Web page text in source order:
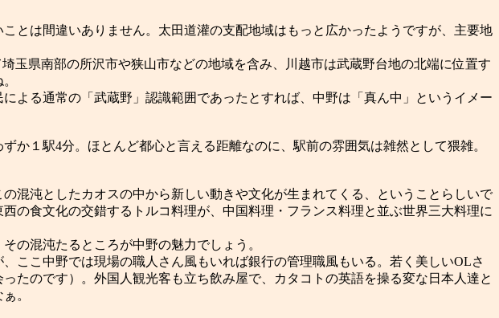
とは間違いありません。太田道灌の支配地域はもっと広かったようですが、主要地
玉県南部の所沢市や狭山市などの地域を含み、川越市は武蔵野台地の北端に位置す
る通常の「武蔵野」認識範囲であったとすれば、中野は「真ん中」というイメー
か１駅4分。ほとんど都心と言える距離なのに、駅前の雰囲気は雑然として猥雑。
混沌としたカオスの中から新しい動きや文化が生まれてくる、ということらしいで
の食文化の交錯するトルコ料理が、中国料理・フランス料理と並ぶ世界三大料理に
の混沌たるところが中野の魅力でしょう。
こ中野では現場の職人さん風もいれば銀行の管理職風もいる。若く美しいOLさ
たのです）。外国人観光客も立ち飲み屋で、カタコトの英語を操る変な日本人達と
。